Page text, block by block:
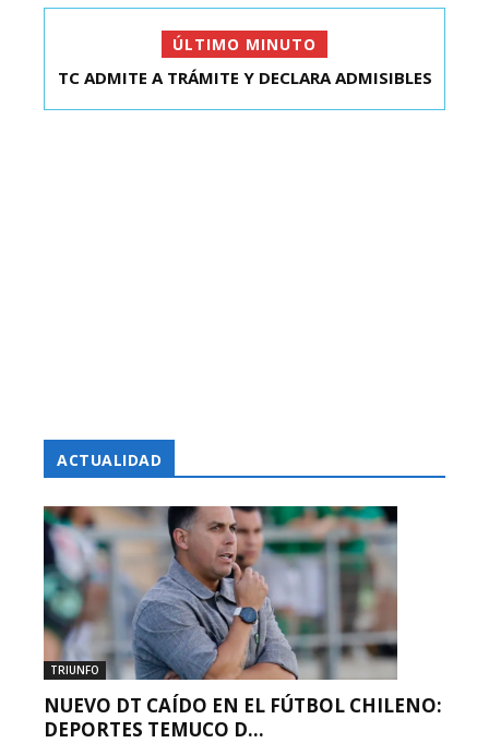
ÚLTIMO MINUTO
TC ADMITE A TRÁMITE Y DECLARA ADMISIBLES
ACTUALIDAD
TRIUNFO
NUEVO DT CAÍDO EN EL FÚTBOL CHILENO:
DEPORTES TEMUCO D...